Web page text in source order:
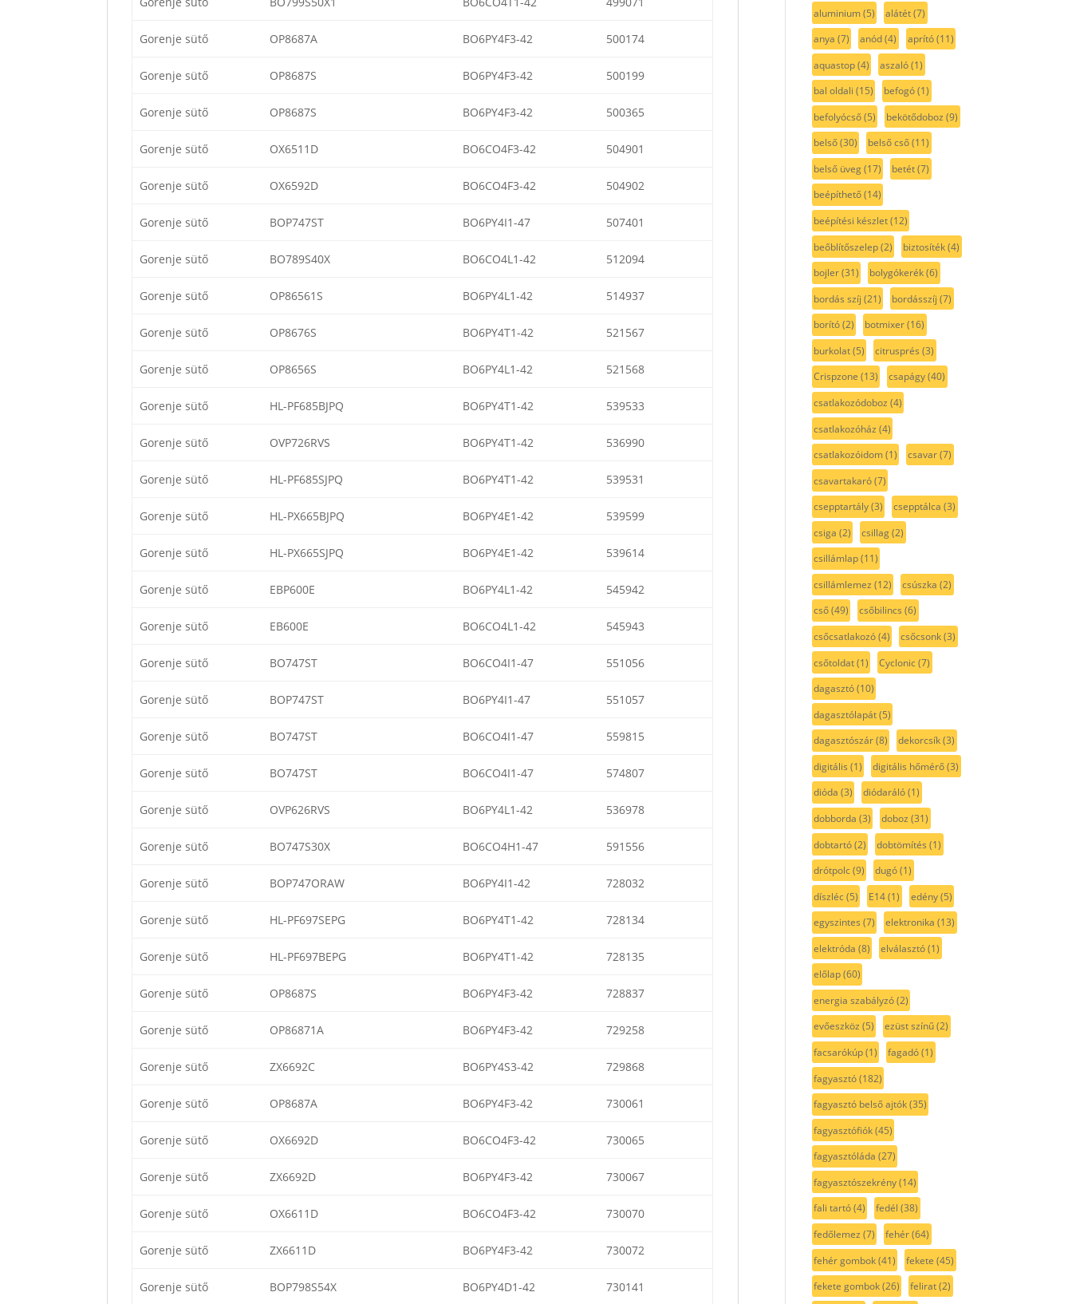
Gorenje sütő OP8687A BO6PY4F3-42 500174
Gorenje sütő OP8687S BO6PY4F3-42 500199
Gorenje sütő OP8687S BO6PY4F3-42 500365
Gorenje sütő OX6511D BO6CO4F3-42 504901
Gorenje sütő OX6592D BO6CO4F3-42 504902
Gorenje sütő BOP747ST BO6PY4I1-47 507401
Gorenje sütő BO789S40X BO6CO4L1-42 512094
Gorenje sütő OP86561S BO6PY4L1-42 514937
Gorenje sütő OP8676S BO6PY4T1-42 521567
Gorenje sütő OP8656S BO6PY4L1-42 521568
Gorenje sütő HL-PF685BJPQ BO6PY4T1-42 539533
Gorenje sütő OVP726RVS BO6PY4T1-42 536990
Gorenje sütő HL-PF685SJPQ BO6PY4T1-42 539531
Gorenje sütő HL-PX665BJPQ BO6PY4E1-42 539599
Gorenje sütő HL-PX665SJPQ BO6PY4E1-42 539614
Gorenje sütő EBP600E BO6PY4L1-42 545942
Gorenje sütő EB600E BO6CO4L1-42 545943
Gorenje sütő BO747ST BO6CO4I1-47 551056
Gorenje sütő BOP747ST BO6PY4I1-47 551057
Gorenje sütő BO747ST BO6CO4I1-47 559815
Gorenje sütő BO747ST BO6CO4I1-47 574807
Gorenje sütő OVP626RVS BO6PY4L1-42 536978
Gorenje sütő BO747S30X BO6CO4H1-47 591556
Gorenje sütő BOP747ORAW BO6PY4I1-42 728032
Gorenje sütő HL-PF697SEPG BO6PY4T1-42 728134
Gorenje sütő HL-PF697BEPG BO6PY4T1-42 728135
Gorenje sütő OP8687S BO6PY4F3-42 728837
Gorenje sütő OP86871A BO6PY4F3-42 729258
Gorenje sütő ZX6692C BO6PY4S3-42 729868
Gorenje sütő OP8687A BO6PY4F3-42 730061
Gorenje sütő OX6692D BO6CO4F3-42 730065
Gorenje sütő ZX6692D BO6PY4F3-42 730067
Gorenje sütő OX6611D BO6CO4F3-42 730070
Gorenje sütő ZX6611D BO6PY4F3-42 730072
Gorenje sütő BOP798S54X BO6PY4D1-42 730141
aluminium(5) alátét(7)
anya (7) anód(4) aprító(11)
aquastop(4) aszaló(1)
bal oldali (15) befogó(1)
befolyócső(5) bekötődoboz (9)
belső(30) belső cső(11)
belső üveg(17) betét(7)
beépíthető(14)
beépítési készlet(12)
beőblítőszelep(2) biztosíték(4)
bojler(31) bolygókerék(6)
bordás szíj (21) bordásszíj (7)
borító(2) botmixer(16)
burkolat(5) citrusprés (3)
Crispzone (13) csapágy(40)
csatlakozódoboz (4)
csatlakozóház (4)
csatlakozóidom(1) csavar(7)
csavartakaró(7)
csepptartály(3) csepptálca (3)
csiga (2) csillag(2)
csillámlap(11)
csillámlemez (12) csúszka (2)
cső(49) csőbilincs (6)
csőcsatlakozó(4) csőcsonk(3)
csőtoldat(1) Cyclonic(7)
dagasztó(10)
dagasztólapát(5)
dagasztószár(8) dekorcsík(3)
digitális (1) digitális hőmérő(3)
dióda (3) diódaráló(1)
dobborda (3) doboz (31)
dobtartó(2) dobtömítés (1)
drótpolc(9) dugó(1)
díszléc(5) E14(1) edény(5)
egyszintes (7) elektronika (13)
elektróda (8) elválasztó(1)
előlap(60)
energia szabályzó(2)
evőeszköz (5) ezüst színű(2)
facsarókúp(1) fagadó(1)
fagyasztó(182)
fagyasztó belső ajtók(35)
fagyasztófiók(45)
fagyasztóláda (27)
fagyasztószekrény(14)
fali tartó(4) fedél (38)
fedőlemez (7) fehér(64)
fehér gombok(41) fekete (45)
fekete gombok(26) felirat(2)